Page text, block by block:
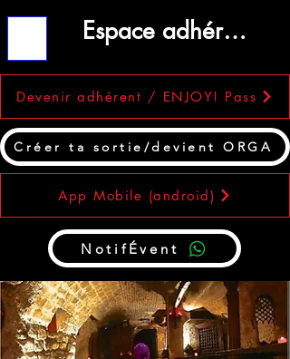
Devenir adhérent / ENJOY! Pass
Créer ta sortie/devient ORGA
Espace adhérent
NotifÉvent
App Mobile (android)